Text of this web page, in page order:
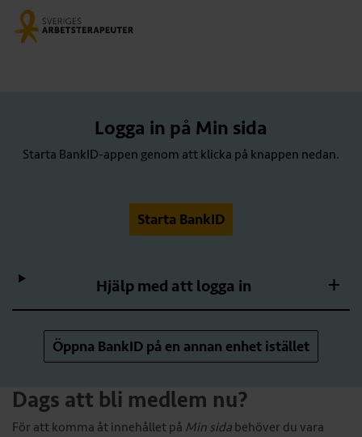
Logga in på Min sida
Starta BankID-appen genom att klicka på knappen nedan.
Starta BankID
Hjälp med att logga in
Öppna BankID på en annan enhet istället
Dags att bli medlem nu?
För att komma åt innehållet på Min sida behöver du vara